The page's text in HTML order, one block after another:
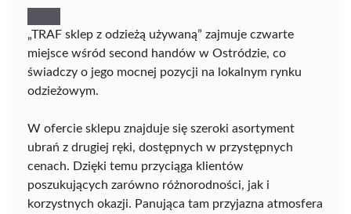
„TRAF sklep z odzieżą używaną” zajmuje czwarte
miejsce wśród second handów w Ostródzie, co
świadczy o jego mocnej pozycji na lokalnym rynku
odzieżowym.
W ofercie sklepu znajduje się szeroki asortyment
ubrań z drugiej ręki, dostępnych w przystępnych
cenach. Dzięki temu przyciąga klientów
poszukujących zarówno różnorodności, jak i
korzystnych okazji. Panująca tam przyjazna atmosfera